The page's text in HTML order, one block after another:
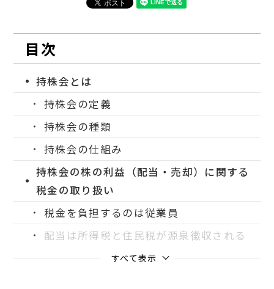
目次
持株会とは
持株会の定義
持株会の種類
持株会の仕組み
持株会の株の利益（配当・売却）に関する
税金の取り扱い
税金を負担するのは従業員
配当は所得税と住民税が源泉徴収される
すべて表示